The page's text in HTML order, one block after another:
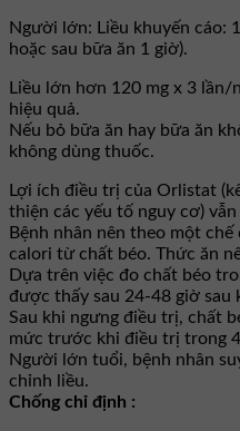
Người lớn: Liều khuyến cáo:
hoặc sau bữa ăn 1 giờ).
Liều lớn hơn 120 mg x 3 lần/
hiệu quả.
Nếu bỏ bữa ăn hay bữa ăn
không dùng thuốc.
Lợi ích điều trị của Orlistat
thiện các yếu tố nguy cơ)
Bệnh nhân nên theo một
calori từ chất béo. Thức ăn
Dựa trên việc đo chất béo
được thấy sau 24-48 giờ sau
Sau khi ngưng điều trị, chất
mức trước khi điều trị trong
Người lớn tuổi, bệnh nhân
chỉnh liều.
Chống chỉ định :